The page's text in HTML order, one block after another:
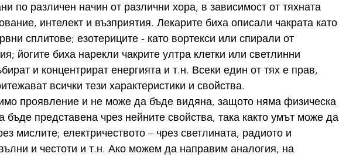
по различен начин от различни хора, в зависимост от тяхната
интелект и възприятия. Лекарите биха описали чакрата като
сплитове; езотериците - като вортекси или спирали от
йогите биха нарекли чакрите ултра клетки или светлинни
и концентрират енергията и т.н. Всеки един от тях е прав,
всички тези характеристики и свойства.
проявление и не може да бъде видяна, защото няма физическа
представена чрез нейните свойства, така както умът може да
мислите; електричеството – чрез светлината, радиото и
и честоти и т.н. Ако можем да направим аналогия, на